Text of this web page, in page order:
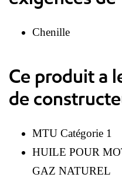
Chenille
Ce produit a
de
MTU Catégorie 1
HUILE POUR
GAZ NATUREL